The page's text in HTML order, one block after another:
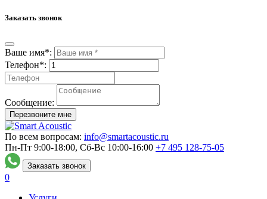
Заказать звонок
Ваше имя*:
Телефон*:
Сообщение:
Перезвоните мне
По всем вопросам: info@smartacoustic.ru
Пн-Пт 9:00-18:00, Сб-Вс 10:00-16:00 +7 495 128-75-05
Заказать звонок
0